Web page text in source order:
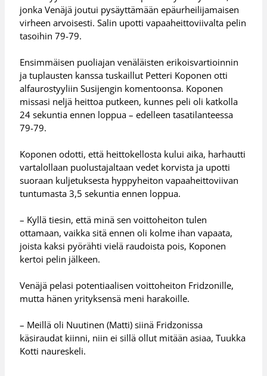
jonka Venäjä joutui pysäyttämään epäurheilijamaisen
virheen arvoisesti. Salin upotti vapaaheittoviivalta pelin
tasoihin 79-79.
Ensimmäisen puoliajan venäläisten erikoisvartioinnin
ja tuplausten kanssa tuskaillut Petteri Koponen otti
alfaurostyyliin Susijengin komentoonsa. Koponen
missasi neljä heittoa putkeen, kunnes peli oli katkolla
24 sekuntia ennen loppua – edelleen tasatilanteessa
79-79.
Koponen odotti, että heittokellosta kului aika, harhautti
vartalollaan puolustajaltaan vedet korvista ja upotti
suoraan kuljetuksesta hyppyheiton vapaaheittoviivan
tuntumasta 3,5 sekuntia ennen loppua.
– Kyllä tiesin, että minä sen voittoheiton tulen
ottamaan, vaikka sitä ennen oli kolme ihan vapaata,
joista kaksi pyörähti vielä raudoista pois, Koponen
kertoi pelin jälkeen.
Venäjä pelasi potentiaalisen voittoheiton Fridzonille,
mutta hänen yrityksensä meni harakoille.
– Meillä oli Nuutinen (Matti) siinä Fridzonissa
käsiraudat kiinni, niin ei sillä ollut mitään asiaa, Tuukka
Kotti naureskeli.